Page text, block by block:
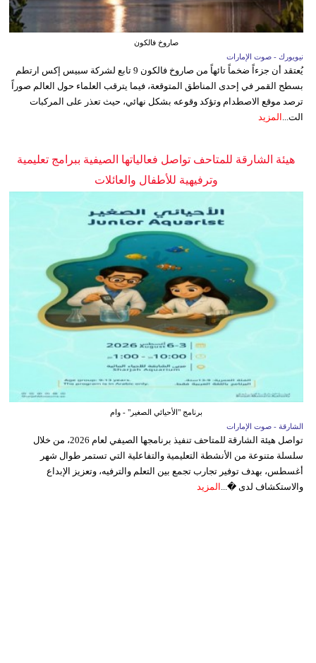
صاروخ فالكون
نيويورك - صوت الإمارات
يُعتقد أن جزءاً ضخماً تائهاً من صاروخ فالكون 9 تابع لشركة سبيس إكس ارتطم
بسطح القمر في إحدى المناطق المتوقعة، فيما يترقب العلماء حول العالم صوراً
ترصد موقع الاصطدام وتؤكد وقوعه بشكل نهائي، حيث تعذر على المركبات
الت...
المزيد
هيئة الشارقة للمتاحف تواصل فعالياتها الصيفية ببرامج تعليمية
وترفيهية للأطفال والعائلات
برنامج "الأحيائي الصغير" - وام
الشارقة - صوت الإمارات
تواصل هيئة الشارقة للمتاحف تنفيذ برنامجها الصيفي لعام 2026، من خلال
سلسلة متنوعة من الأنشطة التعليمية والتفاعلية التي تستمر طوال شهر
أغسطس، بهدف توفير تجارب تجمع بين التعلم والترفيه، وتعزيز الإبداع
والاستكشاف لدى �... المزيد